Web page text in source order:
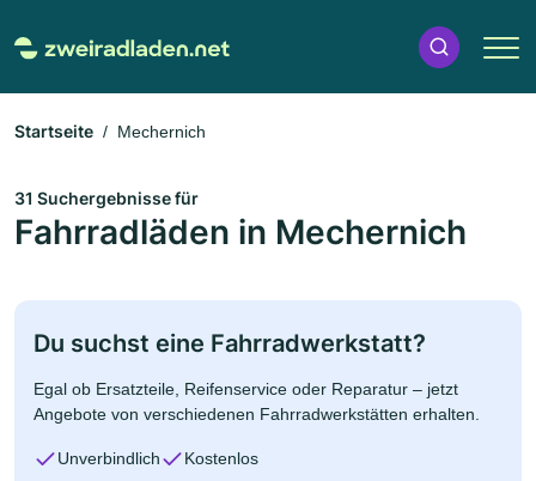
Startseite Mechernich
31 Suchergebnisse für
Fahrradläden in Mechernich
Du suchst eine Fahrradwerkstatt?
Egal ob Ersatzteile, Reifenservice oder Reparatur – jetzt
Angebote von verschiedenen Fahrradwerkstätten erhalten.
Unverbindlich Kostenlos